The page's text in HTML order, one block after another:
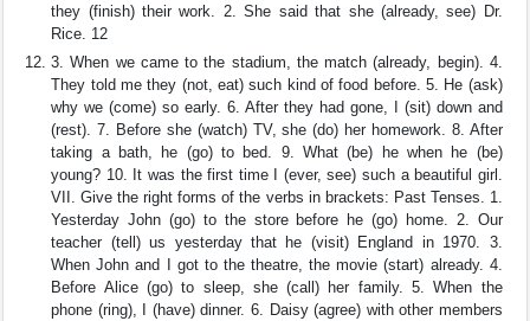
they (finish) their work. 2. She said that she (already, see) Dr.
Rice. 12
3. When we came to the stadium, the match (already, begin). 4.
They told me they (not, eat) such kind of food before. 5. He (ask)
why we (come) so early. 6. After they had gone, I (sit) down and
(rest). 7. Before she (watch) TV, she (do) her homework. 8. After
taking a bath, he (go) to bed. 9. What (be) he when he (be)
young? 10. It was the first time I (ever, see) such a beautiful girl.
VII. Give the right forms of the verbs in brackets: Past Tenses. 1.
Yesterday John (go) to the store before he (go) home. 2. Our
teacher (tell) us yesterday that he (visit) England in 1970. 3.
When John and I got to the theatre, the movie (start) already. 4.
Before Alice (go) to sleep, she (call) her family. 5. When the
phone (ring), I (have) dinner. 6. Daisy (agree) with other members